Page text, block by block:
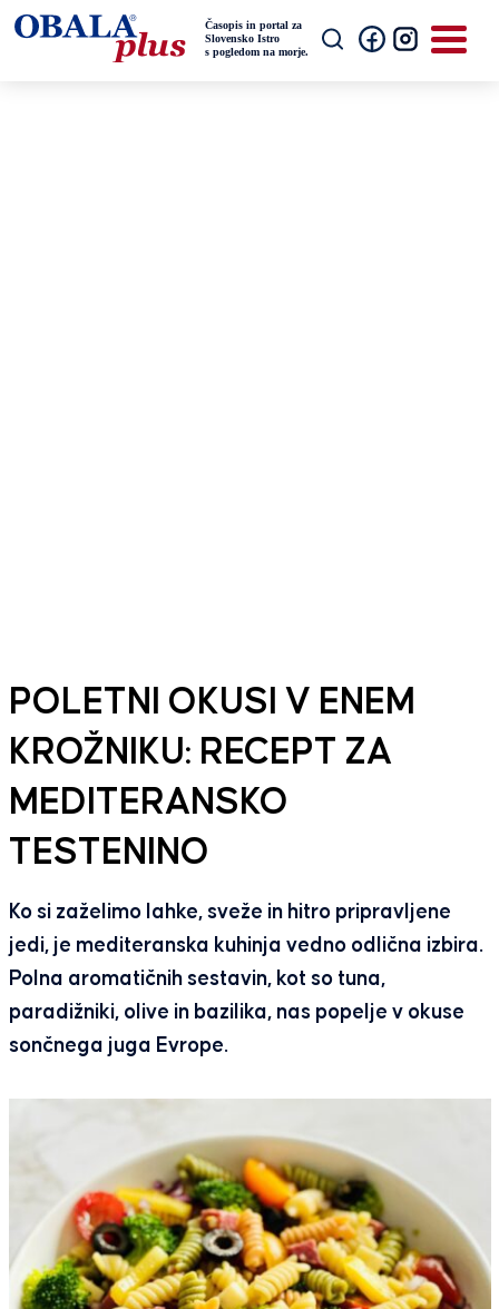
POLETNI OKUSI V ENEM
KROŽNIKU: RECEPT ZA
MEDITERANSKO
TESTENINO
Ko si zaželimo lahke, sveže in hitro pripravljene
jedi, je mediteranska kuhinja vedno odlična izbira.
Polna aromatičnih sestavin, kot so tuna,
paradižniki, olive in bazilika, nas popelje v okuse
sončnega juga Evrope.